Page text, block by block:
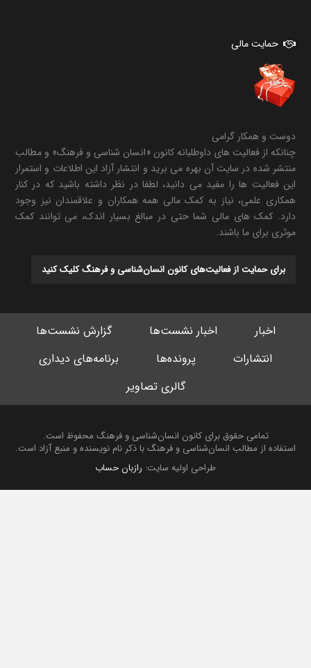
حمایت مالی
دوست و همکار گرامی
چنانکه از فعالیت های داوطلبانه کانون «انسان شناسی و فرهنگ» و مطالب
منتشر شده در سایت آن بهره می برید و انتشار آزاد این اطلاعات و استمرار
این فعالیت ها را مفید می دانید، لطفا در نظر داشته باشید که در کنار
همکاری علمی، نیاز به کمک مالی همه همکاران و علاقمندان نیز وجود
دارد. کمک های مالی شما حتی در مبالغ بسیار اندک، می توانند کمک
موثری برای ما باشند.
برای حمایت از فعالیت‌های کانون انسان‌شناسی و فرهنگ کلیک کنید
اخبار اخبار نشست‌ها
گزارش نشست‌ها
انتشارات
پرونده‌ها
برنامه‌های دیداری
گالری تصاویر
تمامی حقوق برای کانون انسان‌شناسی و فرهنگ محفوظ است.
استفاده از مطالب انسان‌شناسی و فرهنگ با ذکر نام نویسنده و منبع آزاد است.
طراحی اولیه سایت:رازبان حساب